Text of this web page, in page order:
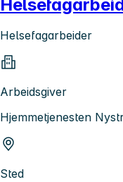
Helsefagarbeider
Arbeidsgiver
Hjemmetjenesten
Sted